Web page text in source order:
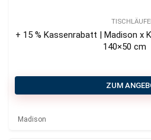
+ 15 % Kassenrabatt | Madison x
140×50 cm
ZUM
Madison